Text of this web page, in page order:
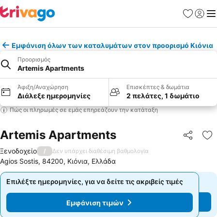
Εμφάνιση όλων των καταλυμάτων στον προορισμό Κιόνια
Προορισμός
Artemis Apartments
Άφιξη/Αναχώρηση
Διάλεξε ημερομηνίες
Επισκέπτες & δωμάτια
2 πελάτες, 1 δωμάτιο
Πώς οι πληρωμές σε εμάς επηρεάζουν την κατάταξη
Artemis Apartments
Ξενοδοχείο / Δεν υπάρχει διαθέσιμη βαθμολογία
Agios Sostis, 84200, Κιόνια, Ελλάδα
Επιλέξτε ημερομηνίες, για να δείτε τις ακριβείς τιμές
Εμφάνιση τιμών
Επιλέξτε ημερομηνίες, για να δείτε τις ακριβείς τιμές
Εμφάνιση τιμών